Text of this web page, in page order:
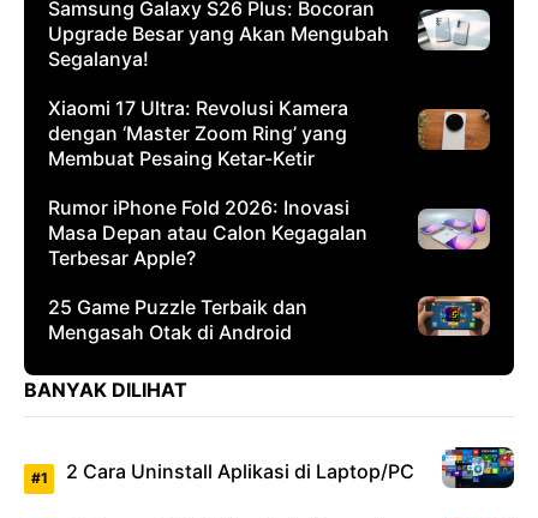
Samsung Galaxy S26 Plus: Bocoran
Upgrade Besar yang Akan Mengubah
Segalanya!
Xiaomi 17 Ultra: Revolusi Kamera
dengan ‘Master Zoom Ring’ yang
Membuat Pesaing Ketar-Ketir
Rumor iPhone Fold 2026: Inovasi
Masa Depan atau Calon Kegagalan
Terbesar Apple?
25 Game Puzzle Terbaik dan
Mengasah Otak di Android
BANYAK DILIHAT
2 Cara Uninstall Aplikasi di Laptop/PC